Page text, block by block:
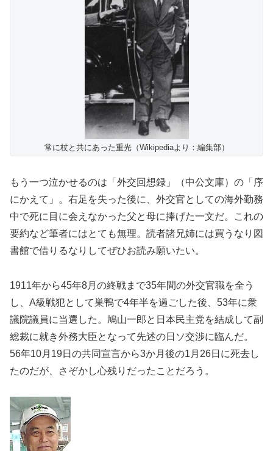
常に杖と共にあった重光（Wikipediaより：編集部）
もう一つ泣かせるのは「外交回想録」（中公文庫）の「序
にかえて」。右足を失った後に、外交官としての海外勤務
中で死に目に会えなかった父と母に捧げた一文だ。これの
要約など筆者にはとても無理。読者諸兄姉には買うなり図
書館で借りるなりしてぜひお読み願いたい。
1911年から45年8月の終戦まで35年間の外交官職を全う
し、A級戦犯として巣鴨で4年半を過ごした後、53年に衆
議院議員に当選した。鳩山一郎と日本民主党を結成して副
総裁に就き外務大臣となって先述の日ソ交渉に臨んだ。
56年10月19日の共同宣言から3か月後の1月26日に死去し
たのだが、さぞかし心残りだったことだろう。